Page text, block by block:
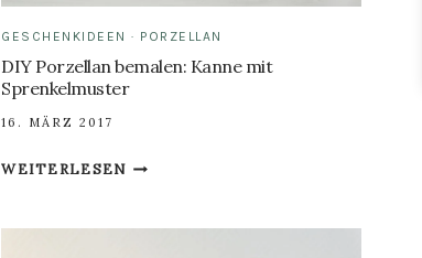
GESCHENKIDEEN · PORZELLAN
DIY Porzellan bemalen: Kanne mit
Sprenkelmuster
16. MÄRZ 2017
WEITERLESENDIY